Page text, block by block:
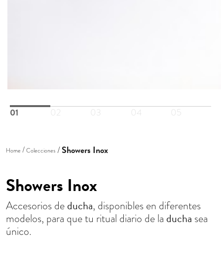
01 02 03 04 05
Home Colecciones Showers Inox
Showers Inox
Accesorios deducha, disponibles en diferentes
modelos, para que tu ritual diario de la ducha sea
único.